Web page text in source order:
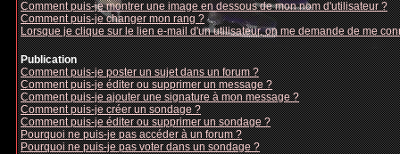
Comment puis-je montrer une image en dessous de mon nom d'utilisateur ?
Comment puis-je changer mon rang ?
Lorsque je clique sur le lien e-mail d'un utilisateur, on me demande de me
Publication
Comment puis-je poster un sujet dans un forum ?
Comment puis-je éditer ou supprimer un message ?
Comment puis-je ajouter une signature à mon message ?
Comment puis-je créer un sondage ?
Comment puis-je éditer ou supprimer un sondage ?
Pourquoi ne puis-je pas accéder à un forum ?
Pourquoi ne puis-je pas voter dans un sondage ?